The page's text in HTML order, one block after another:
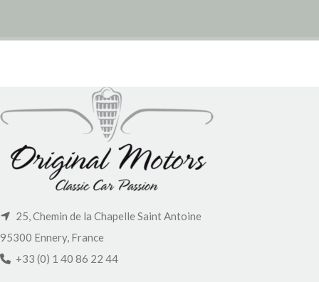
25, Chemin de la Chapelle Saint Antoine
95300 Ennery, France
+33 (0) 1 40 86 22 44